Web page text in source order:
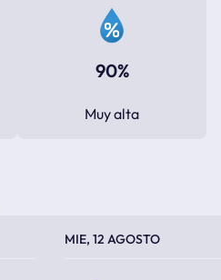
90%
Muy alta
MIE, 12 AGOSTO